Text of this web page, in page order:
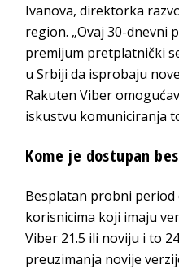
Ivanova, direktorka
region. „Ovaj 30-dnevni
premijum pretplatnički
u Srbiji da isprobaju
Rakuten Viber
iskustvu komuniciranja
Kome je dostupan
Besplatan probni period
korisnicima koji imaju
Viber 21.5 ili noviju i to
preuzimanja novije